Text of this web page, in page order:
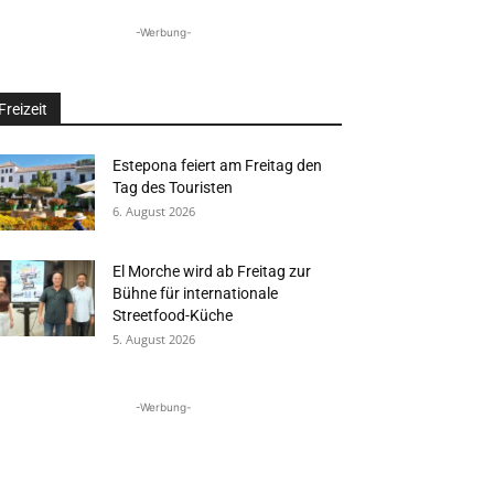
-Werbung-
Estepona feiert am Freitag den
Tag des Touristen
6. August 2026
El Morche wird ab Freitag zur
Bühne für internationale
Streetfood-Küche
5. August 2026
-Werbung-